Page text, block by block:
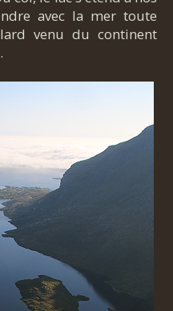
avec la mer toute
venu du continent